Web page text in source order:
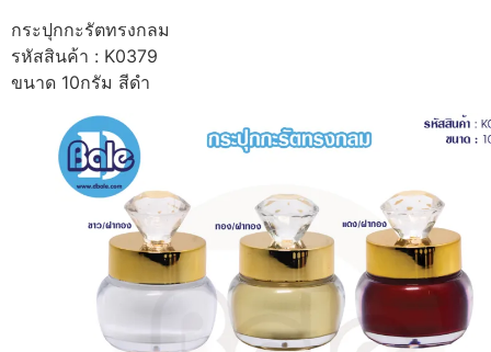
กระปุกกะรัตทรงกลม
รหัสสินค้า : K0379
ขนาด 10กรัม สีดำ